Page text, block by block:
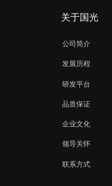
关于国光
公司简介
发展历程
研发平台
品质保证
企业文化
领导关怀
联系方式